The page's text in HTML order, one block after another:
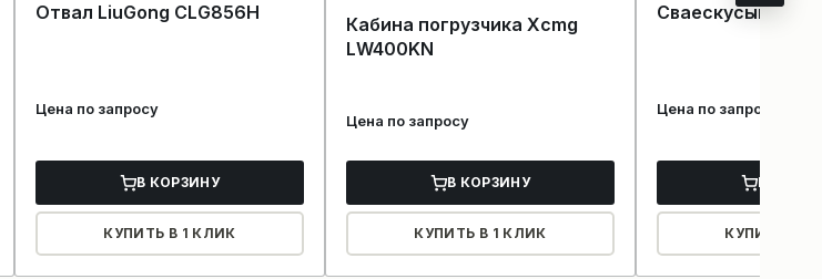
Отвал LiuGong CLG856H
Цена по запросу
В КОРЗИНУ
КУПИТЬ В 1 КЛИК
Кабина погрузчика Xcmg
LW400KN
Цена по запросу
В КОРЗИНУ
КУПИТЬ В 1 КЛИК
Цена по запросу
В
КУПИТЬ В 1